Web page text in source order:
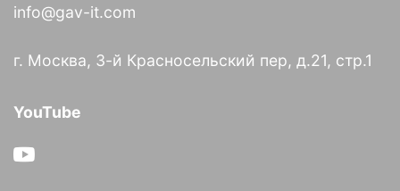
info@gav-it.com
г. Москва, 3-й Красносельский пер, д.21, стр.1
YouTube